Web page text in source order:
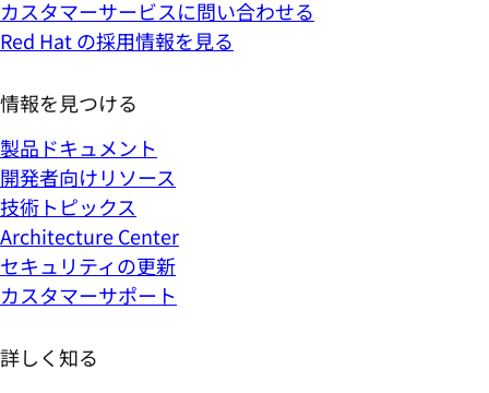
カスタマーサービスに問い合わせる
Red Hat の採用情報を見る
情報を見つける
製品ドキュメント
開発者向けリソース
技術トピックス
Architecture Center
セキュリティの更新
カスタマーサポート
詳しく知る